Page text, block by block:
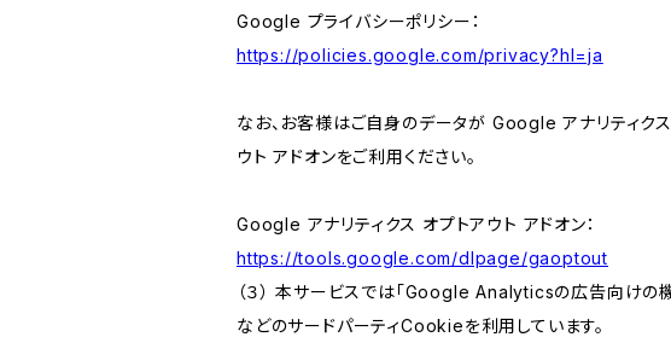
Google プライバシーポリシー：
https://policies.google.com/privacy?hl=ja
なお、お客様はご自身のデータが Google アナリティ
ウト アドオンをご利用ください。
Google アナリティクス オプトアウト アドオン：
https://tools.google.com/dlpage/gaoptout
（３） 本サービスでは「Google Analyticsの広告向け
などのサードパーティCookieを利用しています。